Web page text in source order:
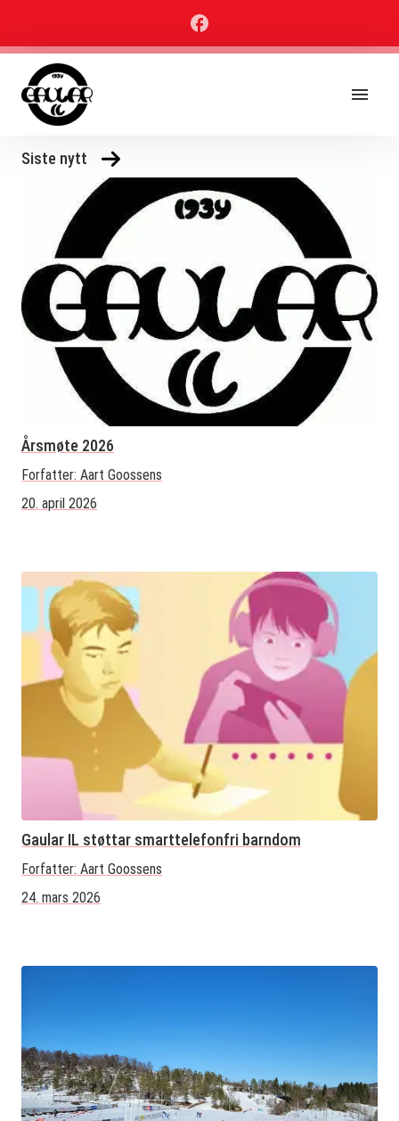
Siste nytt
Årsmøte 2026
Forfatter: Aart Goossens
20. april 2026
Gaular IL støttar smarttelefonfri barndom
Forfatter: Aart Goossens
24. mars 2026